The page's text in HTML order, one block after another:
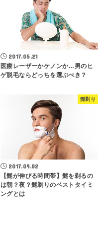
2017.05.21
医療レーザーかケノンか…男のヒ
ゲ脱毛ならどっちを選ぶべき？
髭剃り
2017.09.02
【髭が伸びる時間帯】髭を剃るの
は朝？夜？髭剃りのベストタイミ
ングとは